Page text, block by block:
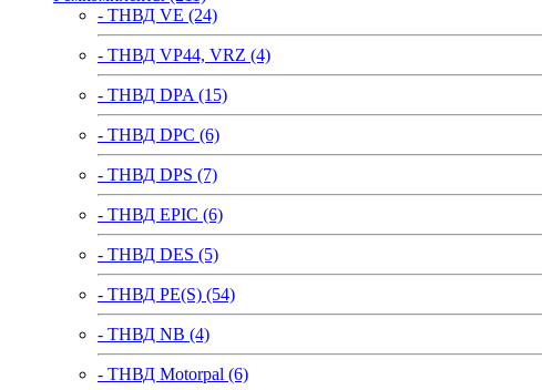
- ТНВД VE (24)
- ТНВД VP44, VRZ (4)
- ТНВД DPA (15)
- ТНВД DPC (6)
- ТНВД DPS (7)
- ТНВД EPIC (6)
- ТНВД DES (5)
- ТНВД PE(S) (54)
- ТНВД NB (4)
- ТНВД Motorpal (6)